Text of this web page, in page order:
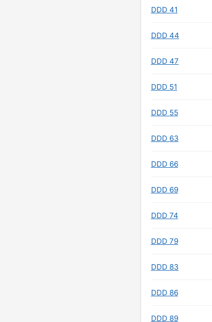
DDD 41
DDD 44
DDD 47
DDD 51
DDD 55
DDD 63
DDD 66
DDD 69
DDD 74
DDD 79
DDD 83
DDD 86
DDD 89